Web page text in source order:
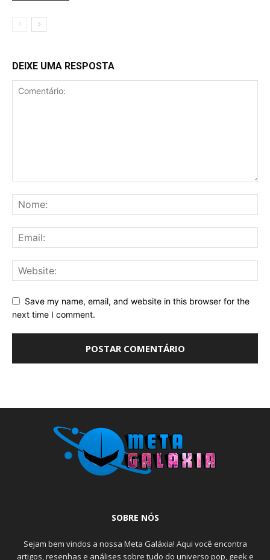
DEIXE UMA RESPOSTA
Save my name, email, and website in this browser for the
next time I comment.
SOBRE NÓS
Sejam bem vindos a nossa Meta Galáxia! Aqui você encontra
artigos, resenhas e análises sobre tudo do universo pop, geek e